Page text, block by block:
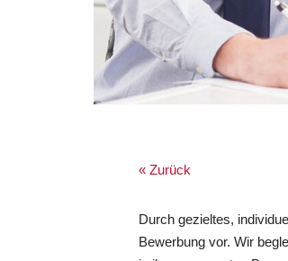
« Zurück
Durch gezieltes,
Bewerbung vor. Wir